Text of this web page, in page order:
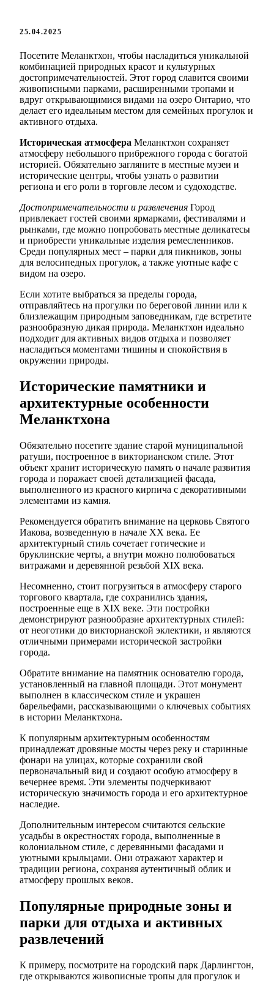
25.04.2025
Посетите Меланктхон, чтобы насладиться уникальной
комбинацией природных красот и культурных
достопримечательностей. Этот город славится своими
живописными парками, расширенными тропами и
вдруг открывающимися видами на озеро Онтарио, что
делает его идеальным местом для семейных прогулок и
активного отдыха.
Историческая атмосфера Меланктхон сохраняет
атмосферу небольшого прибрежного города с богатой
историей. Обязательно загляните в местные музеи и
исторические центры, чтобы узнать о развитии
региона и его роли в торговле лесом и судоходстве.
Достопримечательности и развлечения Город
привлекает гостей своими ярмарками, фестивалями и
рынками, где можно попробовать местные деликатесы
и приобрести уникальные изделия ремесленников.
Среди популярных мест – парки для пикников, зоны
для велосипедных прогулок, а также уютные кафе с
видом на озеро.
Если хотите выбраться за пределы города,
отправляйтесь на прогулки по береговой линии или к
близлежащим природным заповедникам, где встретите
разнообразную дикая природа. Меланктхон идеально
подходит для активных видов отдыха и позволяет
насладиться моментами тишины и спокойствия в
окружении природы.
Исторические памятники и
архитектурные особенности
Меланктхона
Обязательно посетите здание старой муниципальной
ратуши, построенное в викторианском стиле. Этот
объект хранит историческую память о начале развития
города и поражает своей детализацией фасада,
выполненного из красного кирпича с декоративными
элементами из камня.
Рекомендуется обратить внимание на церковь Святого
Иакова, возведенную в начале XX века. Ее
архитектурный стиль сочетает готические и
бруклинские черты, а внутри можно полюбоваться
витражами и деревянной резьбой XIX века.
Несомненно, стоит погрузиться в атмосферу старого
торгового квартала, где сохранились здания,
построенные еще в XIX веке. Эти постройки
демонстрируют разнообразие архитектурных стилей:
от неоготики до викторианской эклектики, и являются
отличными примерами исторической застройки
города.
Обратите внимание на памятник основателю города,
установленный на главной площади. Этот монумент
выполнен в классическом стиле и украшен
барельефами, рассказывающими о ключевых событиях
в истории Меланктхона.
К популярным архитектурным особенностям
принадлежат дровяные мосты через реку и старинные
фонари на улицах, которые сохранили свой
первоначальный вид и создают особую атмосферу в
вечернее время. Эти элементы подчеркивают
историческую значимость города и его архитектурное
наследие.
Дополнительным интересом считаются сельские
усадьбы в окрестностях города, выполненные в
колониальном стиле, с деревянными фасадами и
уютными крыльцами. Они отражают характер и
традиции региона, сохраняя аутентичный облик и
атмосферу прошлых веков.
Популярные природные зоны и
парки для отдыха и активных
развлечений
К примеру, посмотрите на городский парк Дарлингтон,
где открываются живописные тропы для прогулок и